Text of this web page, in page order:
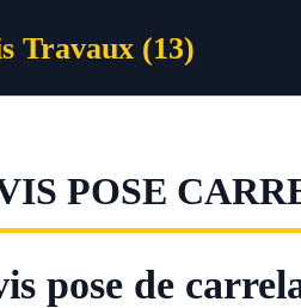
Travaux (13)
POSE
pose de